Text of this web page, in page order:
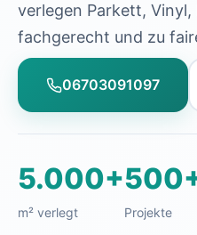
verlegen Parkett,
fachgerecht und zu
06703091097
5.000+
m² verlegt Projekte